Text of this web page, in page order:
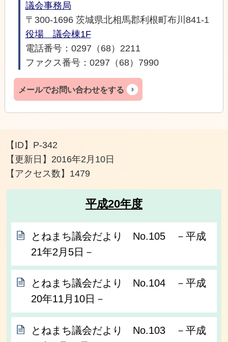
議会事務局
〒300-1696 茨城県北相馬郡利根町布川841-1
役場 議会棟1F
電話番号：0297（68）2211
ファクス番号：0297（68）7990
メールでお問い合わせをする
【ID】 P-342
【更新日】 2016年2月10日
【アクセス数】 1479
平成20年度
とねまち議会だより No.105 －平成
21年2月5日－
とねまち議会だより No.104 －平成
20年11月10日－
とねまち議会だより No.103 －平成